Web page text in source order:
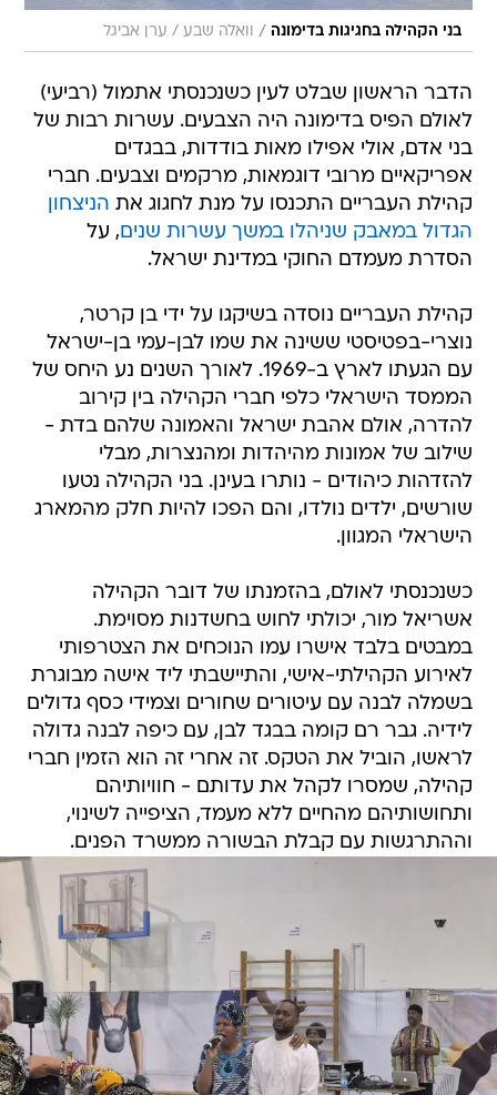
בני הקהילה בחגיגות בדימונה / וואלה שבע / ערן אביגל
הדבר הראשון שבלט לעין כשנכנסתי אתמול (רביעי)
לאולם הפיס בדימונה היה הצבעים. עשרות רבות של
בני אדם, אולי אפילו מאות בודדות, בבגדים
אפריקאיים מרובי דוגמאות, מרקמים וצבעים. חברי
קהילת העבריים התכנסו על מנת לחגוג את הניצחון
הגדול במאבק שניהלו במשך עשרות שנים, על
הסדרת מעמדם החוקי במדינת ישראל.
קהילת העבריים נוסדה בשיקגו על ידי בן קרטר,
נוצרי-בפטיסטי ששינה את שמו לבן-עמי בן-ישראל
עם הגעתו לארץ ב-1969. לאורך השנים נע היחס של
הממסד הישראלי כלפי חברי הקהילה בין קירוב
להדרה, אולם אהבת ישראל והאמונה שלהם בדת -
שילוב של אמונות מהיהדות ומהנצרות, מבלי
להזדהות כיהודים - נותרו בעינן. בני הקהילה נטעו
שורשים, ילדים נולדו, והם הפכו להיות חלק מהמארג
הישראלי המגוון.
כשנכנסתי לאולם, בהזמנתו של דובר הקהילה
אשריאל מור, יכולתי לחוש בחשדנות מסוימת.
במבטים בלבד אישרו עמו הנוכחים את הצטרפותי
לאירוע הקהילתי-אישי, והתיישבתי ליד אישה מבוגרת
בשמלה לבנה עם עיטורים שחורים וצמידי כסף גדולים
לידיה. גבר רם קומה בבגד לבן, עם כיפה לבנה גדולה
לראשו, הוביל את הטקס. זה אחרי זה הוא הזמין חברי
קהילה, שמסרו לקהל את עדותם - חוויותיהם
ותחושותיהם מהחיים ללא מעמד, הציפייה לשינוי,
וההתרגשות עם קבלת הבשורה ממשרד הפנים.